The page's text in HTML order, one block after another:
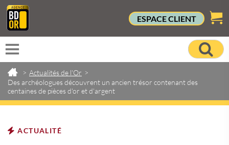
ESPACE CLIENT
> Actualités de l'Or >
Des archéologues découvrent un ancien trésor contenant des
centaines de pièces d'or et d'argent
ACTUALITÉ